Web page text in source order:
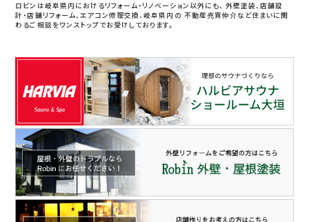
ロビンは岐阜県内におけるリフォーム・リノベーション以外にも、 外壁塗装、店舗設
計・店舗リフォーム、エアコン修理交換、岐阜県内の 不動産売買仲介など住まいに関
わるご相談をワンストップでお受けしております。